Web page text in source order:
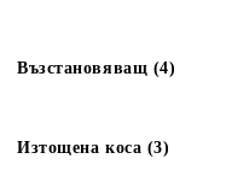
Възстановяващ (4)
Изтощена коса (3)